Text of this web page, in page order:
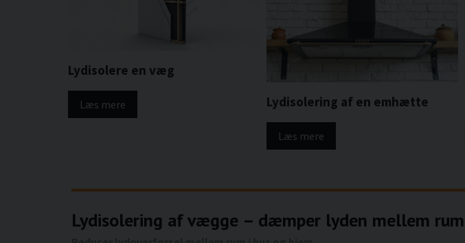
Lydisolere en væg
Læs mere Lydisolering af en emhætte
Læs mere
Lydisolering af vægge – dæmper lyden mellem rum